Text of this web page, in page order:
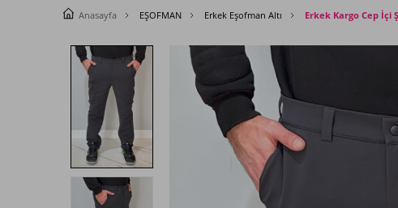
Anasayfa EŞOFMAN Erkek Eşofman Altı Erkek Kargo Cep İçi